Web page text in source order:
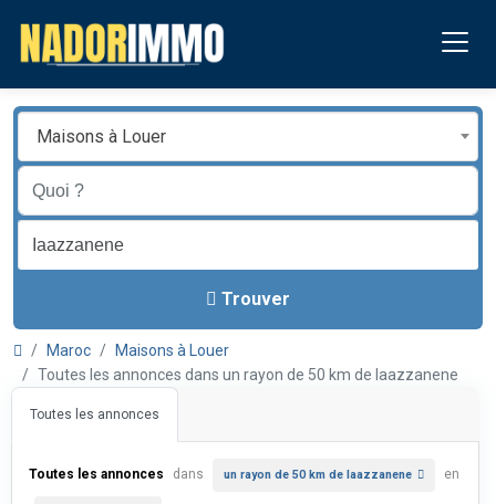
Maisons à Louer
Trouver
Maroc
Maisons à Louer
Toutes les annonces dans un rayon de 50 km de Iaazzanene
Toutes les annonces
Toutes les annonces dans un rayon de 50 km de Iaazzanene en